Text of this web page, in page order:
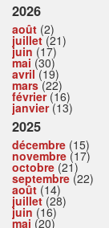
2026
août (2)
juillet(21)
juin (17)
mai (30)
avril(19)
mars(22)
février(16)
janvier(13)
2025
décembre (15)
novembre (17)
octobre (21)
septembre (22)
août (14)
juillet(28)
juin (16)
mai (20)